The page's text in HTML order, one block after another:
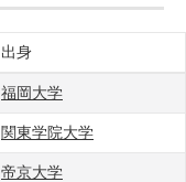
出身
福岡大学
関東学院大学
帝京大学